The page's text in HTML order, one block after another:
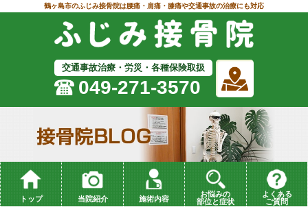
鶴ヶ島市のふじみ接骨院は腰痛・肩痛・膝痛や交通事故の治療にも対応
交通事故治療・労災・各種保険取扱
049-271-3570
トップ 当院紹介 施術内容
お悩みの
部位と症状
よくある
ご質問